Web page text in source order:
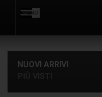
MENU
NUOVI ARRIVI